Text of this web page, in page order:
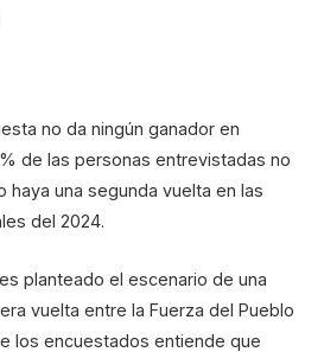
no da ningún ganador en
de las personas entrevistadas no
haya una segunda vuelta en las
del 2024.
planteado el escenario de una
vuelta entre la Fuerza del Pueblo
los encuestados entiende que